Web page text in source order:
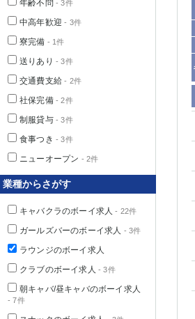
年齢不問 - 3件
中高年歓迎 - 3件
寮完備 - 1件
送りあり - 3件
交通費支給 - 2件
社保完備- 2件
制服貸与- 3件
食事つき - 3件
ニューオープン - 2件
業種からさがす
キャバクラのボーイ求人 - 22件
ガールズバーのボーイ求人 - 3件
ラウンジのボーイ求人
クラブのボーイ求人 - 3件
朝キャバ/昼キャバのボーイ求人
- 7件
埼玉県